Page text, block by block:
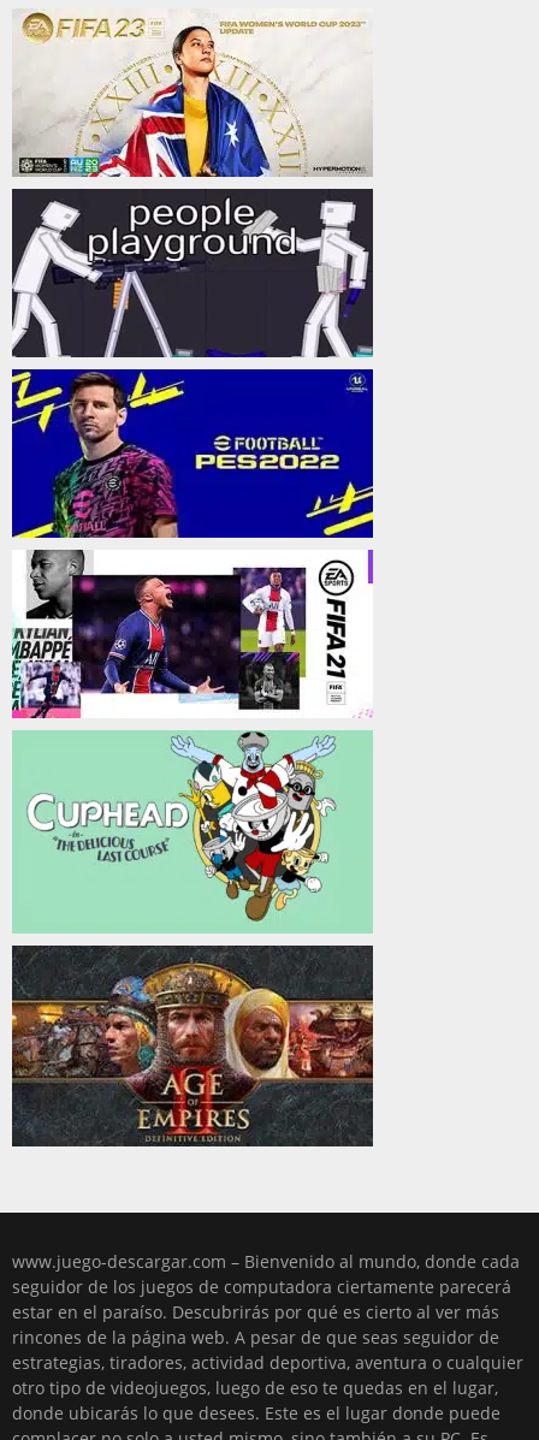
www.juego-descargar.com – Bienvenido al mundo, donde cada
seguidor de los juegos de computadora ciertamente parecerá
estar en el paraíso. Descubrirás por qué es cierto al ver más
rincones de la página web. A pesar de que seas seguidor de
estrategias, tiradores, actividad deportiva, aventura o cualquier
otro tipo de videojuegos, luego de eso te quedas en el lugar,
donde ubicarás lo que desees. Este es el lugar donde puede